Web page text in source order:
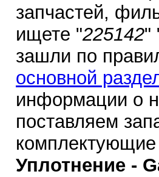
запчастей,
ищете "225142"
зашли по
основной
информации о
поставляем
Уплотнение -